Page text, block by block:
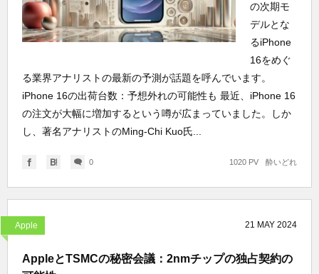
の次期モ
デルとな
るiPhone
16をめぐ
る業界アナリストの最新の予測が話題を呼んでいます。
iPhone 16の出荷台数：予想外れの可能性も 最近、iPhone 16
の注文が大幅に増加するという噂が広まっていました。しか
し、著名アナリストのMing-Chi Kuo氏...
0 酔いどれ
1020 PV
Apple 21 MAY 2024
AppleとTSMCの秘密会議：2nmチップの独占契約の